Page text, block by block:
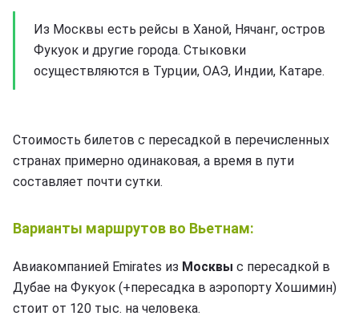
Из Москвы есть рейсы в Ханой, Нячанг, остров
Фукуок и другие города. Стыковки
осуществляются в Турции, ОАЭ, Индии, Катаре.
Стоимость билетов с пересадкой в перечисленных
странах примерно одинаковая, а время в пути
составляет почти сутки.
Варианты маршрутов во Вьетнам:
Авиакомпанией Emirates из Москвы с пересадкой в
Дубае на Фукуок (+пересадка в аэропорту Хошимин)
стоит от 120 тыс. на человека.